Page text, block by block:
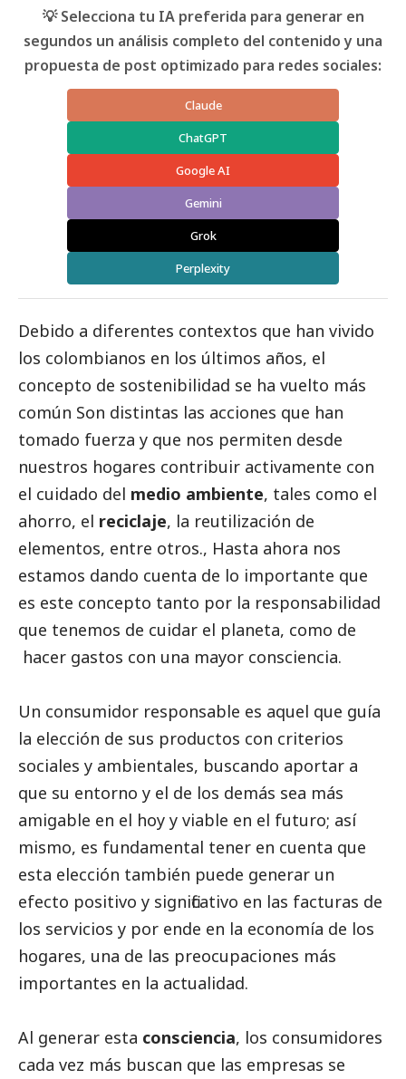
💡 Selecciona tu IA preferida para generar en
segundos un análisis completo del contenido y una
propuesta de post optimizado para redes sociales:
Claude
ChatGPT
Google AI
Gemini
Grok
Perplexity
Debido a diferentes contextos que han vivido
los colombianos en los últimos años, el
concepto de sostenibilidad se ha vuelto más
común Son distintas las acciones que han
tomado fuerza y que nos permiten desde
nuestros hogares contribuir activamente con
el cuidado del medio ambiente, tales como el
ahorro, el reciclaje, la reutilización de
elementos, entre otros., Hasta ahora nos
estamos dando cuenta de lo importante que
es este concepto tanto por la responsabilidad
que tenemos de cuidar el planeta, como de
hacer gastos con una mayor consciencia.
Un consumidor responsable es aquel que guía
la elección de sus productos con criterios
sociales y ambientales, buscando aportar a
que su entorno y el de los demás sea más
amigable en el hoy y viable en el futuro; así
mismo, es fundamental tener en cuenta que
esta elección también puede generar un
efecto positivo y significativo en las facturas de
los servicios y por ende en la economía de los
hogares, una de las preocupaciones más
importantes en la actualidad.
Al generar esta consciencia, los consumidores
cada vez más buscan que las empresas se